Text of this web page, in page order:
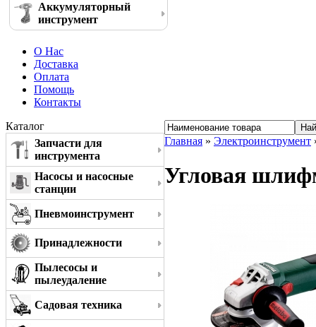
Аккумуляторный
инструмент
О Нас
Доставка
Оплата
Помощь
Контакты
Каталог
Запчасти для
инструмента
Насосы и насосные
станции
Пневмоинструмент
Принадлежности
Пылесосы и
пылеудаление
Садовая техника
Главная » Электроинструмент
Угловая